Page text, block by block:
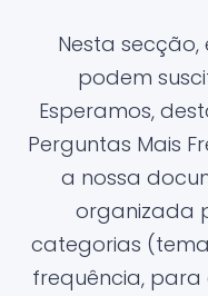
Nesta
podem
Esperamos,
Perguntas Mais
a nossa
organizada
categorias
frequência,